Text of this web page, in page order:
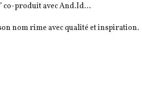
co-produit avec And.Id…
nom rime avec qualité et inspiration.